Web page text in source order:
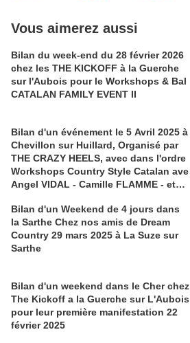
Vous aimerez aussi
Bilan du week-end du 28 février 2026
chez les THE KICKOFF à la Guerche
sur l'Aubois pour le Workshops & Bal
CATALAN FAMILY EVENT II
Bilan d'un événement le 5 Avril 2025 à
Chevillon sur Huillard, Organisé par
THE CRAZY HEELS, avec dans l'ordre
Workshops Country Style Catalan ave
Angel VIDAL - Camille FLAMME - et
Théo - ensuite la remise des lots -
tous en shorts - et un peu de folie -
des vidéos et photos du bal de Zaza -
Animation Gillou-Théo- Zaza - Merci à
Bilan d'un Weekend de 4 jours dans
la Sarthe Chez nos amis de Dream
Country 29 mars 2025 à La Suze sur
Sarthe
Bilan d'un weekend dans le Cher chez
The Kickoff a la Guerche sur L'Aubois
pour leur première manifestation 22
février 2025